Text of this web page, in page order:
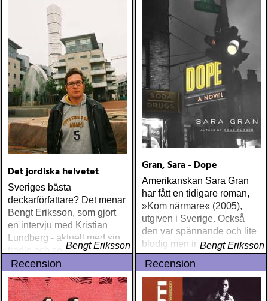
Det jordiska helvetet
Sveriges bästa
deckarförfattare? Det menar
Bengt Eriksson, som gjort
en intervju med Kristian
Lundberg - aktuell med sin
tredje och senaste
kriminalroman,
»Malmömannen«.
Bengt Eriksson
Gran, Sara - Dope
Amerikanskan Sara Gran
har fått en tidigare roman,
»Kom närmare« (2005),
utgiven i Sverige. Också
den var spännande och lite
blodig men ingen deckare.
»Dope« är hennes debut i
kriminalgenren
Bengt Eriksson
Recension Recension